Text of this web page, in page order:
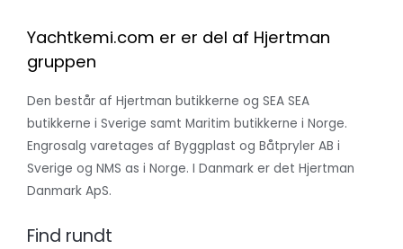
Yachtkemi.com er er del af Hjertman
gruppen
Den består af Hjertman butikkerne og SEA SEA
butikkerne i Sverige samt Maritim butikkerne i Norge.
Engrosalg varetages af Byggplast og Båtpryler AB i
Sverige og NMS as i Norge. I Danmark er det Hjertman
Danmark ApS.
Find rundt